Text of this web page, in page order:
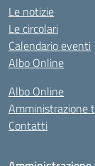
Le notizie
Le circolari
Calendario eventi
Albo Online
Albo Online
Amministrazione
Contatti